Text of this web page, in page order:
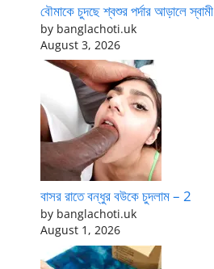
বৌমাকে চুদছে শ্বশুর পর্দার আড়ালে স্বামী
by banglachoti.uk
August 3, 2026
বাসর রাতে বন্ধুর বউকে চুদলাম – 2
by banglachoti.uk
August 1, 2026